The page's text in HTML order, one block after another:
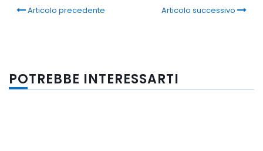
Articolo precedente Articolo successivo
POTREBBE INTERESSARTI